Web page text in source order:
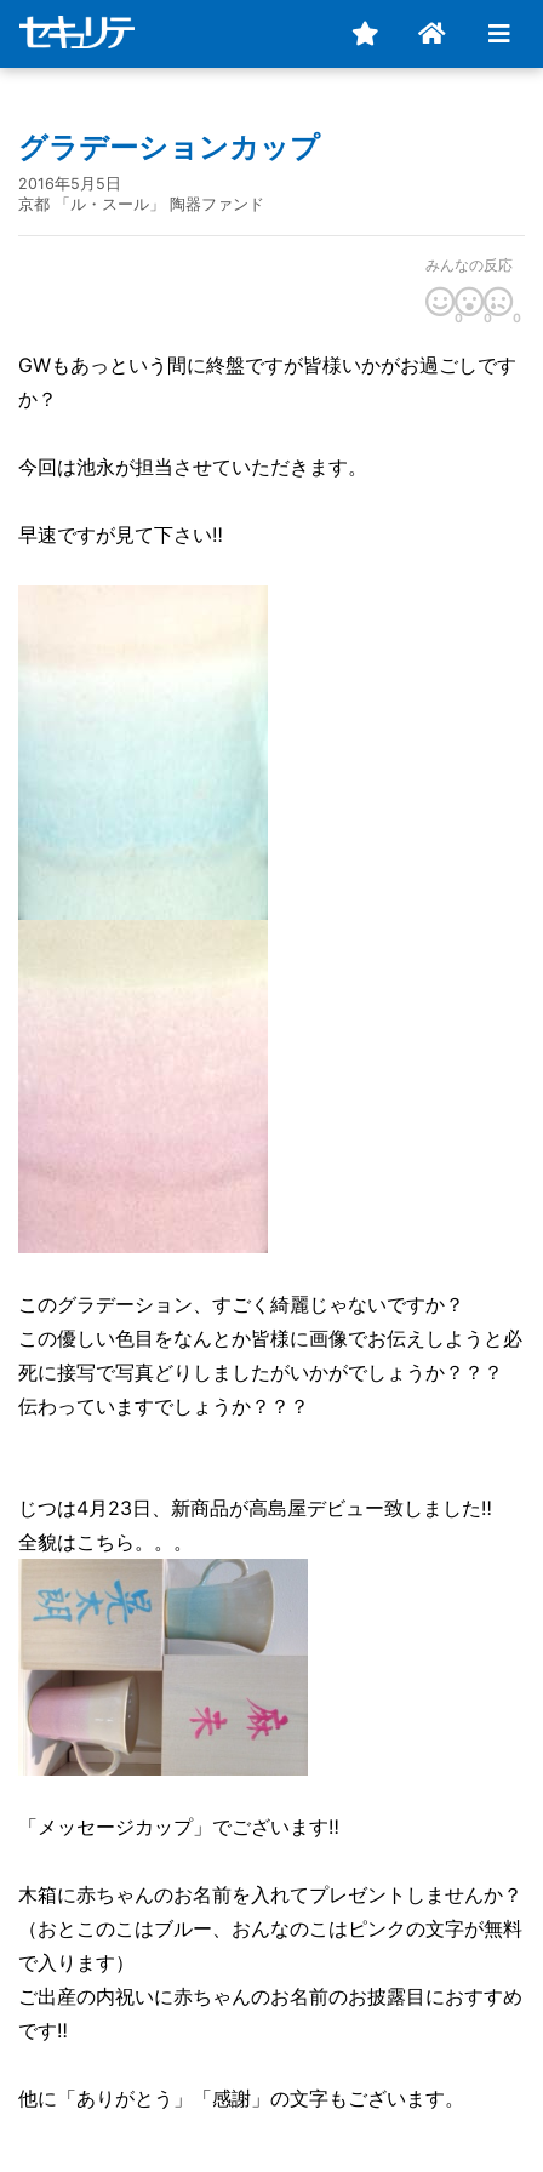
グラデーションカップ
2016年5月5日
京都 「ル・スール」 陶器ファンド
みんなの反応
0 0 0
GWもあっという間に終盤ですが皆様いかがお過ごしです
か？
今回は池永が担当させていただきます。
早速ですが見て下さい‼
このグラデーション、すごく綺麗じゃないですか？
この優しい色目をなんとか皆様に画像でお伝えしようと必
死に接写で写真どりしましたがいかがでしょうか？？？
伝わっていますでしょうか？？？
じつは4月23日、新商品が高島屋デビュー致しました‼︎
全貌はこちら。。。
「メッセージカップ」でございます‼︎
木箱に赤ちゃんのお名前を入れてプレゼントしませんか？
（おとこのこはブルー、おんなのこはピンクの文字が無料
で入ります）
ご出産の内祝いに赤ちゃんのお名前のお披露目におすすめ
です‼
他に「ありがとう」「感謝」の文字もございます。